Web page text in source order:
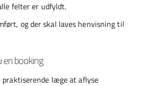
felter er udfyldt.
og der skal laves henvisning til
en booking
læge at aflyse